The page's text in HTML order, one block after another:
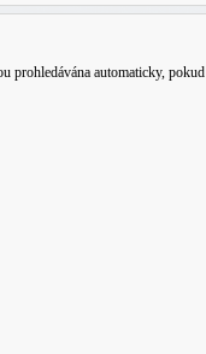
prohledávána automaticky, pokud